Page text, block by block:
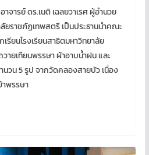
จารย์ ดร.เนติ เฉลยวาเรศ ผู้อำนวย
ยราชภัฏเทพสตรี เป็นประธานนำคณะ
รียนโรงเรียนสาธิตมหาวิทยาลัย
ายเทียนพรรษา ผ้าอาบน้ำฝน และ
วน 5 รูป จากวัดคลองสายบัว เนื่อง
าพรรษา